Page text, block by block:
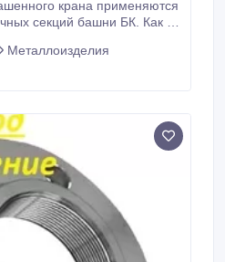
крана применяются
секций башни БК. Как и
прочностью. Поэтому
изготовителями,
материалы, а
технологии.
Металлоизделия